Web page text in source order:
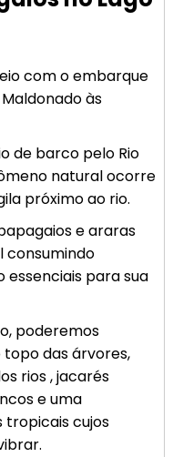
em hotel 4
dias em
+ hotel 4
com o embarque
às
de barco pelo Rio
natural ocorre
próximo ao rio.
e araras
consumindo
essenciais para sua
poderemos
das árvores,
rios , jacarés
e uma
tropicais cujos